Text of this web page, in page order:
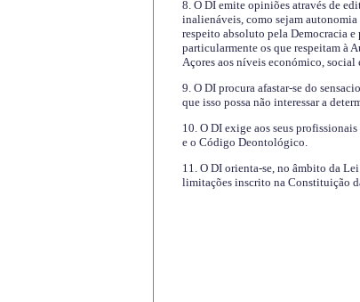
8. O DI emite opiniões através de
inalienáveis, como sejam autonomia
respeito absoluto pela Democracia e
particularmente os que respeitam à
Açores aos níveis económico,
9. O DI procura afastar-se do
que isso possa não interessar a
10. O DI exige aos seus
e o Código Deontológico.
11. O DI orienta-se, no âmbito da
limitações inscrito na Constituição